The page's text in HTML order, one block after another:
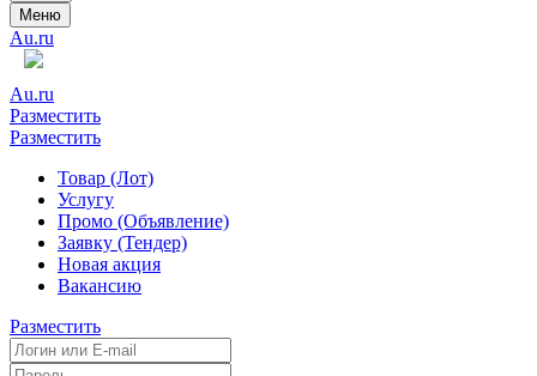
Меню
Au.ru
Au.ru
Разместить
Разместить
Товар (Лот)
Услугу
Промо (Объявление)
Заявку (Тендер)
Новая акция
Вакансию
Разместить